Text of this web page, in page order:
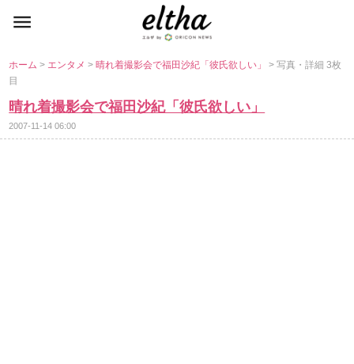
ホーム> エンタメ>晴れ着撮影会で福田沙紀「彼氏欲しい」> 写真・詳細 3枚
目
晴れ着撮影会で福田沙紀「彼氏欲しい」
2007-11-14 06:00